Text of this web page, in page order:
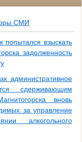
СМИ
попытался взыскать
задолженность
административное
сдерживающим
вновь
за управление
алкогольного